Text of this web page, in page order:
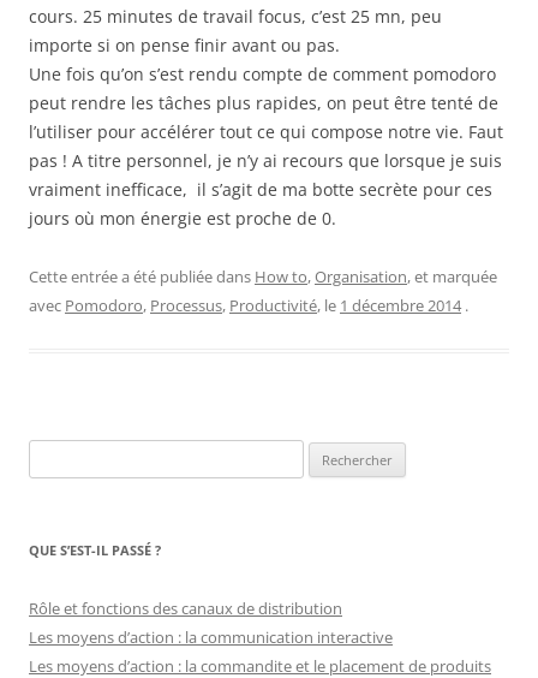
cours. 25 minutes de travail focus, c’est 25 mn, peu
importe si on pense finir avant ou pas.
Une fois qu’on s’est rendu compte de comment pomodoro
peut rendre les tâches plus rapides, on peut être tenté de
l’utiliser pour accélérer tout ce qui compose notre vie. Faut
pas ! A titre personnel, je n’y ai recours que lorsque je suis
vraiment inefficace, il s’agit de ma botte secrète pour ces
jours où mon énergie est proche de 0.
Cette entrée a été publiée dans How to,Organisation, et marquée
avec Pomodoro, Processus, Productivité, le 1 décembre 2014 .
QUE S’EST-IL PASSÉ ?
Rôle et fonctions des canaux de distribution
Les moyens d’action : la communication interactive
Les moyens d’action : la commandite et le placement de produits